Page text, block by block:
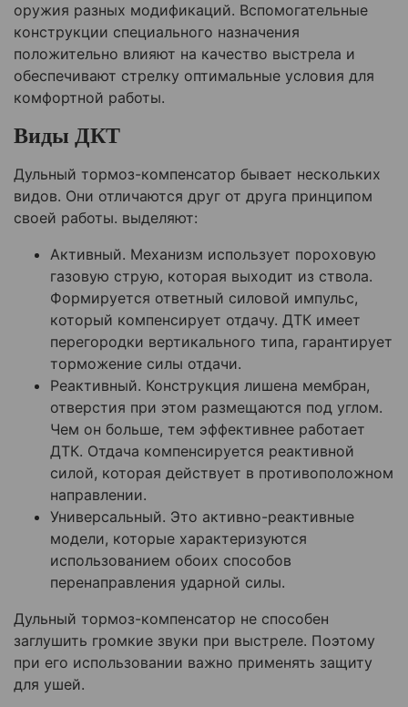
оружия разных модификаций. Вспомогательные
конструкции специального назначения
положительно влияют на качество выстрела и
обеспечивают стрелку оптимальные условия для
комфортной работы.
Виды ДКТ
Дульный тормоз-компенсатор бывает нескольких
видов. Они отличаются друг от друга принципом
своей работы. выделяют:
Активный. Механизм использует пороховую
газовую струю, которая выходит из ствола.
Формируется ответный силовой импульс,
который компенсирует отдачу. ДТК имеет
перегородки вертикального типа, гарантирует
торможение силы отдачи.
Реактивный. Конструкция лишена мембран,
отверстия при этом размещаются под углом.
Чем он больше, тем эффективнее работает
ДТК. Отдача компенсируется реактивной
силой, которая действует в противоположном
направлении.
Универсальный. Это активно-реактивные
модели, которые характеризуются
использованием обоих способов
перенаправления ударной силы.
Дульный тормоз-компенсатор не способен
заглушить громкие звуки при выстреле. Поэтому
при его использовании важно применять защиту
для ушей.